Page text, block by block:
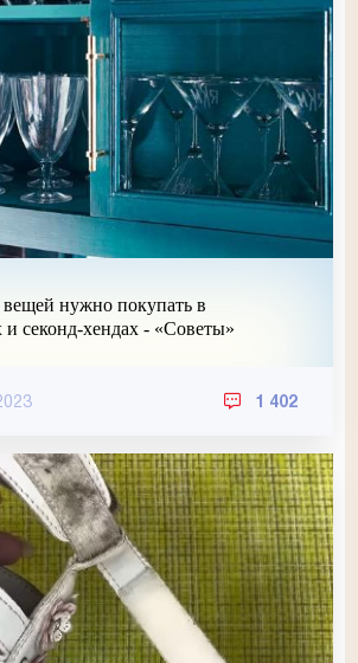
нужно покупать в
и секонд-хендах - «Советы»
1 402